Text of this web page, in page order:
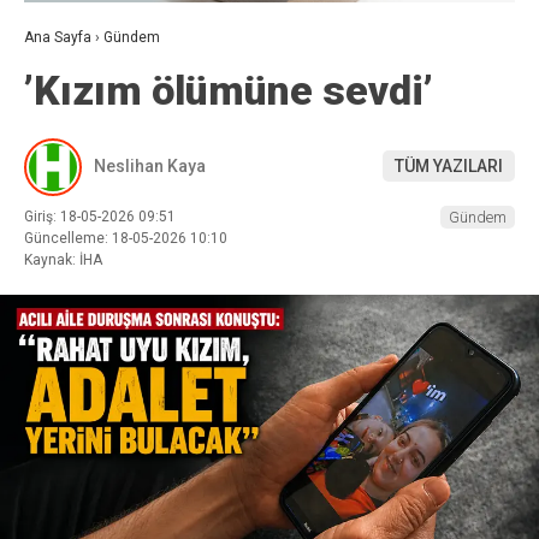
Ana Sayfa › Gündem
’Kızım ölümüne sevdi’
Neslihan Kaya TÜM YAZILARI
Giriş: 18-05-2026 09:51
Güncelleme: 18-05-2026 10:10
Kaynak: İHA
Gündem